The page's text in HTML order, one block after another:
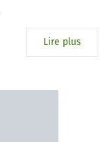
Lire plus